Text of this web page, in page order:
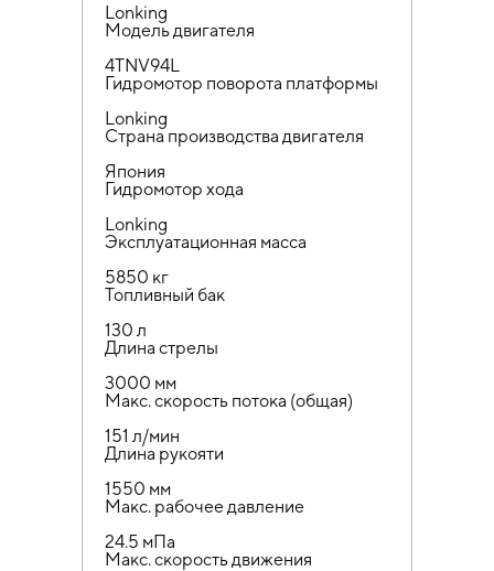
Lonking
Модель двигателя
4TNV94L
Гидромотор поворота платформы
Lonking
Страна производства двигателя
Япония
Гидромотор хода
Lonking
Эксплуатационная масса
5850 кг
Топливный бак
130 л
Длина стрелы
3000 мм
Макс. скорость потока (общая)
151 л/мин
Длина рукояти
1550 мм
Макс. рабочее давление
24.5 мПа
Макс. скорость движения